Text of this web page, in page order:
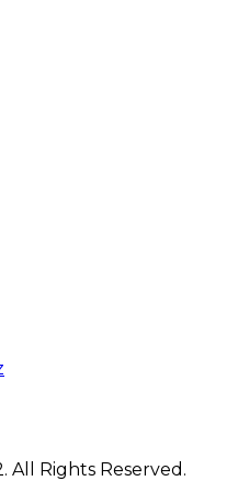
Rights Reserved.